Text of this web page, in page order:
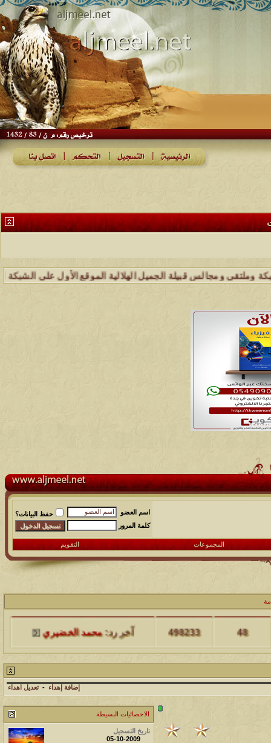
قبيلة الجميل الهلالية الموقع الأول على الشبكة العنكبوتية
اسم العضو
حفظ البيانات؟
كلمة المرور
المجموعات التقويم
مشاركات المشاهدات آخر مشاركة
48
498233 آخر رد:محمد الخضيري
مشاركات المشاهدات آخر مشاركة
17
231717 آخر رد:محمد الخضيري
المشاهدات
آخر مشاركة
177563 آخر رد:محمد الخضيري
إضافة إهداء - تعديل اهداء
الاحصائيات البسيطة
تاريخ التسجيل
05-10-2009